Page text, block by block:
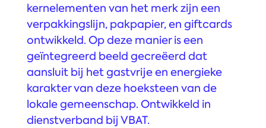
kernelementen van het merk zijn een
verpakkingslijn, pakpapier, en giftcards
ontwikkeld. Op deze manier is een
geïntegreerd beeld gecreëerd dat
aansluit bij het gastvrije en energieke
karakter van deze hoeksteen van de
lokale gemeenschap. Ontwikkeld in
dienstverband bij VBAT.